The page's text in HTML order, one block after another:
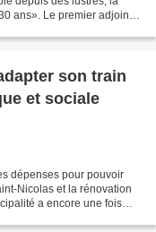
ans». Le premier adjoint a
son train
et sociale
dépenses pour pouvoir
Nicolas et la rénovation
a encore une fois